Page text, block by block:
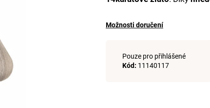
Možnosti doručení
Pouze pro přihlášené
Kód: 11140117
LUXE BARVA 1/0 ČERNÁ 60ML
DE LUXE